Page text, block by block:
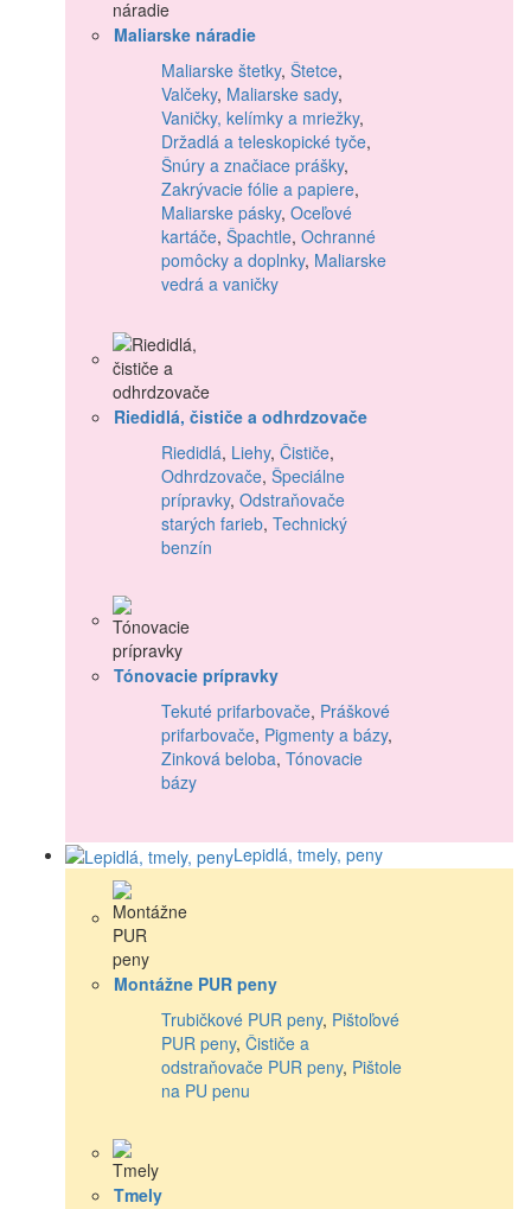
Maliarske náradie
Maliarske štetky, Štetce,
Valčeky, Maliarske sady,
Vaničky, kelímky a mriežky,
Držadlá a teleskopické tyče,
Šnúry a značiace prášky,
Zakrývacie fólie a papiere,
Maliarske pásky, Oceľové
kartáče, Špachtle, Ochranné
pomôcky a doplnky, Maliarske
vedrá a vaničky
Riedidlá, čističe a odhrdzovače
Riedidlá, Liehy, Čističe,
Odhrdzovače, Špeciálne
prípravky, Odstraňovače
starých farieb, Technický
benzín
Tónovacie prípravky
Tekuté prifarbovače, Práškové
prifarbovače, Pigmenty a bázy,
Zinková beloba, Tónovacie
bázy
Lepidlá, tmely, peny
Montážne PUR peny
Trubičkové PUR peny, Pištoľové
PUR peny, Čističe a
odstraňovače PUR peny, Pištole
na PU penu
Tmely